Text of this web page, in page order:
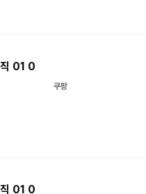
01 0
쿠팡
01 0